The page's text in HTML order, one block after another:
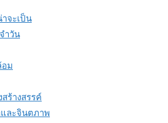
จะเป็น
าวัน
อม
สร้างสรรค์
และจินตภาพ